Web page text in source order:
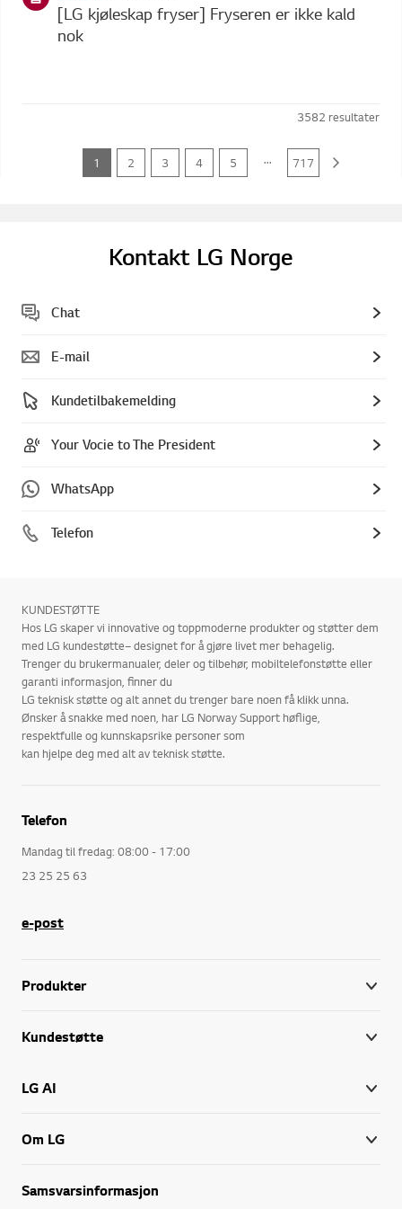
[LG kjøleskap fryser] Fryseren er ikke kald
nok
3582 resultater
1 2 3 4 5 ... 717
Kontakt LG Norge
Chat
E-mail
Kundetilbakemelding
Your Vocie to The President
WhatsApp
Telefon
KUNDESTØTTE
Hos LG skaper vi innovative og toppmoderne produkter og støtter dem
med LG kundestøtte– designet for å gjøre livet mer behagelig.
Trenger du brukermanualer, deler og tilbehør, mobiltelefonstøtte eller
garanti informasjon, finner du
LG teknisk støtte og alt annet du trenger bare noen få klikk unna.
Ønsker å snakke med noen, har LG Norway Support høflige,
respektfulle og kunnskapsrike personer som
kan hjelpe deg med alt av teknisk støtte.
Telefon
Mandag til fredag: 08:00 - 17:00
23 25 25 63
e-post
Produkter
Kundestøtte
LG AI
Om LG
Samsvarsinformasjon